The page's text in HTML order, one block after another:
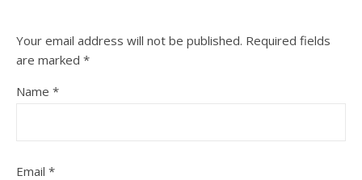
Your email address will not be published. Required fields
are marked *
Name *
Email *